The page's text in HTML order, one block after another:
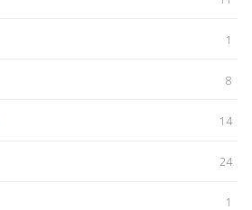
1
8
14
24
1